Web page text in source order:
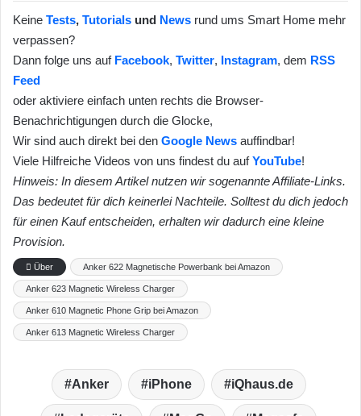
Keine Tests, Tutorials und News rund ums Smart Home mehr
verpassen?
Dann folge uns auf Facebook, Twitter, Instagram, dem RSS
Feed
oder aktiviere einfach unten rechts die Browser-
Benachrichtigungen durch die Glocke,
Wir sind auch direkt bei den Google News auffindbar!
Viele Hilfreiche Videos von uns findest du aufYouTube!
Hinweis: In diesem Artikel nutzen wir sogenannte Affiliate-Links.
Das bedeutet für dich keinerlei Nachteile. Solltest du dich jedoch
für einen Kauf entscheiden, erhalten wir dadurch eine kleine
Provision.
Über Anker 622 Magnetische Powerbank bei Amazon
Anker 623 Magnetic Wireless Charger
Anker 610 Magnetic Phone Grip bei Amazon
Anker 613 Magnetic Wireless Charger
Anker iPhone iQhaus.de